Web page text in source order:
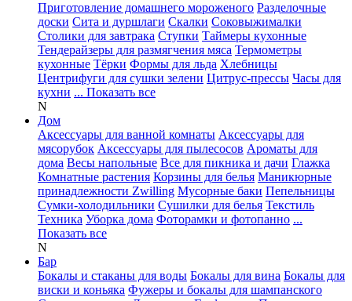
Приготовление домашнего мороженого Разделочные
доски Сита и дуршлаги Скалки Соковыжималки
Столики для завтрака Ступки Таймеры кухонные
Тендерайзеры для размягчения мяса Термометры
кухонные Тёрки Формы для льда Хлебницы
Центрифуги для сушки зелени Цитрус-прессы Часы для
кухни ... Показать все
N
Дом
Аксессуары для ванной комнаты Аксессуары для
мясорубок Аксессуары для пылесосов Ароматы для
дома Весы напольные Все для пикника и дачи Глажка
Комнатные растения Корзины для белья Маникюрные
принадлежности Zwilling Мусорные баки Пепельницы
Сумки-холодильники Сушилки для белья Текстиль
Техника Уборка дома Фоторамки и фотопанно ...
Показать все
N
Бар
Бокалы и стаканы для воды Бокалы для вина Бокалы для
виски и коньяка Фужеры и бокалы для шампанского